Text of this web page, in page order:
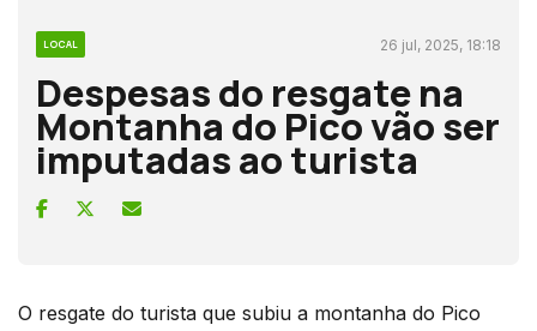
LOCAL 26 jul, 2025, 18:18
Despesas do resgate na
Montanha do Pico vão ser
imputadas ao turista
O resgate do turista que subiu a montanha do Pico